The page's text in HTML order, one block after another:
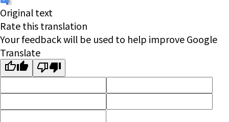
Original text
Rate this translation
Your feedback will be used to help improve Google
Translate